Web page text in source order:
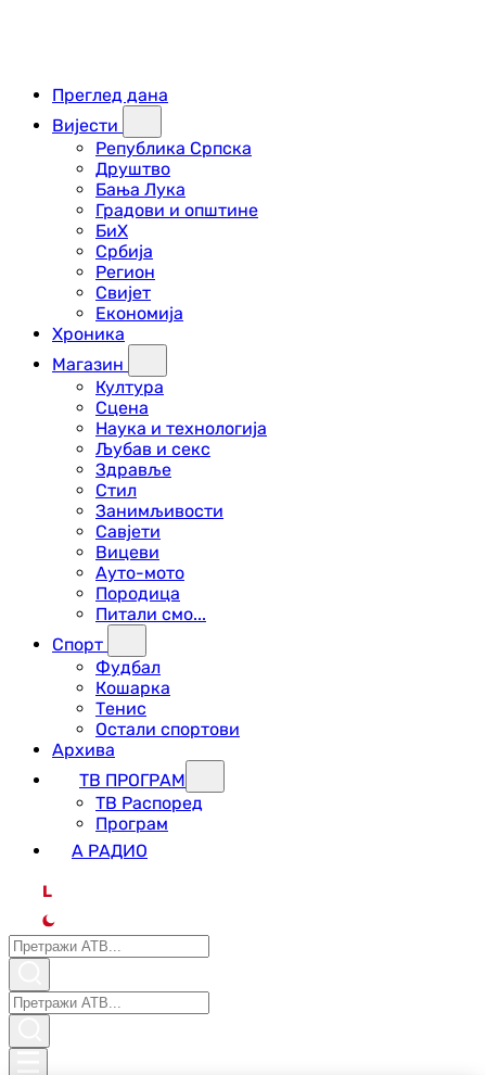
Преглед дана
Вијести
Република Српска
Друштво
Бања Лука
Градови и општине
БиХ
Србија
Регион
Свијет
Економија
Хроника
Магазин
Култура
Сцена
Наука и технологија
Љубав и секс
Здравље
Стил
Занимљивости
Савјети
Вицеви
Ауто-мото
Породица
Питали смо...
Спорт
Фудбал
Кошарка
Тенис
Остали спортови
Архива
ТВ ПРОГРАМ
ТВ Распоред
Програм
А РАДИО
L